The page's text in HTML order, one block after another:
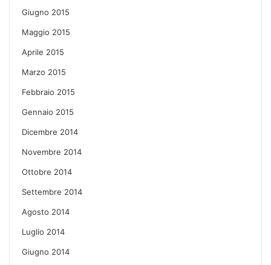
Giugno 2015
Maggio 2015
Aprile 2015
Marzo 2015
Febbraio 2015
Gennaio 2015
Dicembre 2014
Novembre 2014
Ottobre 2014
Settembre 2014
Agosto 2014
Luglio 2014
Giugno 2014